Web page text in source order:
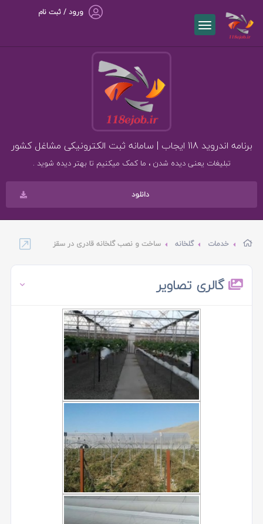
ورود / ثبت نام
برنامه اندروید 118 ایجاب | سامانه ثبت الکترونیکی مشاغل کشور
تبلیغات یعنی دیده شدن ، ما کمک میکنیم تا بهتر دیده شوید .
دانلود
خدمات گلخانه ساخت و نصب گلخانه قادری در سقز
گالری تصاویر